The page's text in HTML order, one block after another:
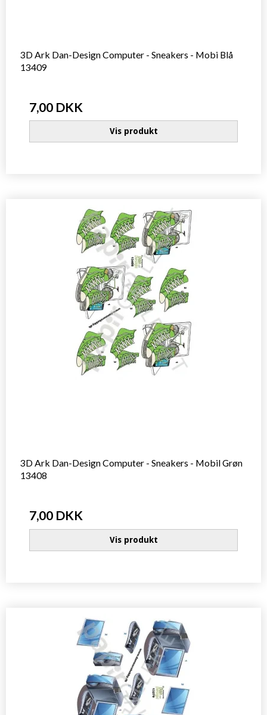
3D Ark Dan-Design Computer - Sneakers - Mobi Blå
13409
7,00 DKK
Vis produkt
3D Ark Dan-Design Computer - Sneakers - Mobil Grøn
13408
7,00 DKK
Vis produkt